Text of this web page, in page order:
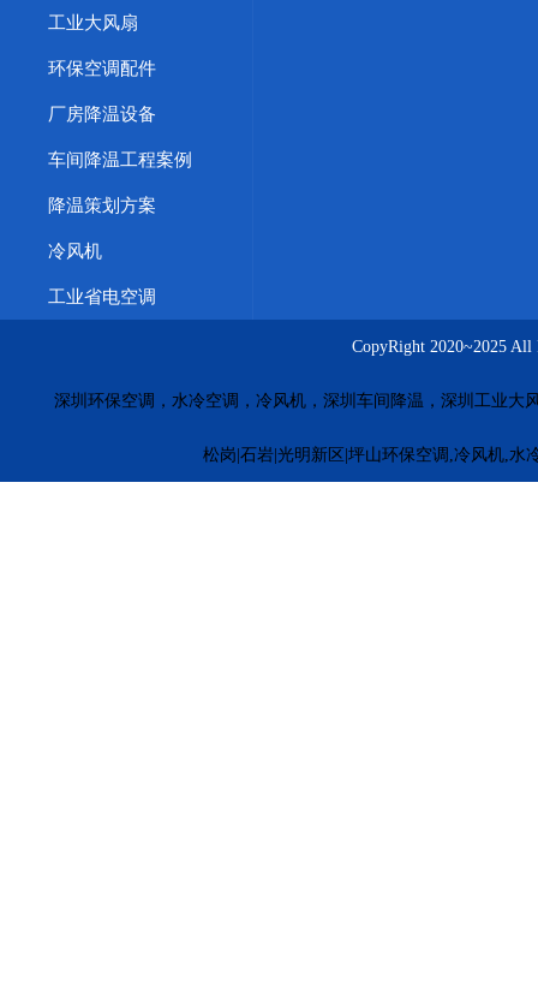
工业大风扇
环保空调配件
厂房降温设备
车间降温工程案例
降温策划方案
冷风机
工业省电空调
CopyRight 2020~2025
深圳环保空调，水冷空调，冷风机，深圳车间降温，深圳工业大
松岗|石岩|光明新区|坪山环保空调,冷风机,水